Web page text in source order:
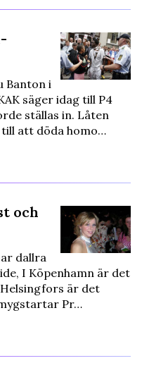
Banton i
säger idag till P4
ställas in. Låten
till att döda homo…
och
dallra
I Köpenhamn är det
är det
Pr…